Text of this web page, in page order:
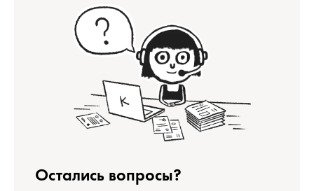
Остались вопросы?